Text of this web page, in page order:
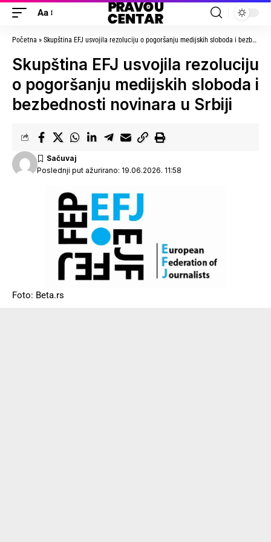
Aa
Početna » Skupština EFJ usvojila rezoluciju o pogoršanju medijskih sloboda i bezbednosti novinara u Srbiji
Skupština EFJ usvojila rezoluciju
o pogoršanju medijskih sloboda i
bezbednosti novinara u Srbiji
Poslednji put ažurirano: 19.06.2026. 11:58
Foto: Beta.rs